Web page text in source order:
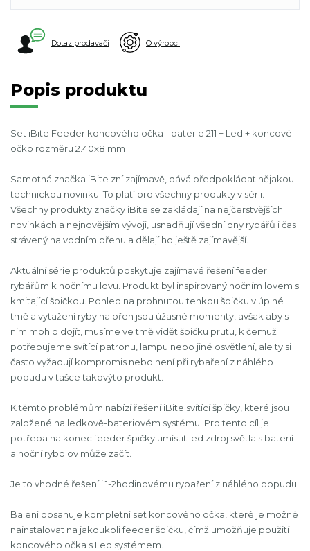
Dotaz prodavači O výrobci
Popis produktu
Set iBite Feeder koncového očka - baterie 211 + Led + koncové
očko rozměru 2.40x8 mm
Samotná značka iBite zní zajímavě, dává předpokládat nějakou
technickou novinku. To platí pro všechny produkty v sérii.
Všechny produkty značky iBite se zakládají na nejčerstvějších
novinkách a nejnovějším vývoji, usnadňují všední dny rybářů i čas
strávený na vodním břehu a dělají ho ještě zajímavější.
Aktuální série produktů poskytuje zajímavé řešení feeder
rybářům k nočnímu lovu. Produkt byl inspirovaný nočním lovem s
kmitající špičkou. Pohled na prohnutou tenkou špičku v úplné
tmě a vytažení ryby na břeh jsou úžasné momenty, avšak aby s
nim mohlo dojít, musíme ve tmě vidět špičku prutu, k čemuž
potřebujeme svítící patronu, lampu nebo jiné osvětlení, ale ty si
často vyžadují kompromis nebo není při rybaření z náhlého
popudu v tašce takovýto produkt.
K těmto problémům nabízí řešení iBite svítící špičky, které jsou
založené na ledkově-bateriovém systému. Pro tento cíl je
potřeba na konec feeder špičky umístit led zdroj světla s baterií
a noční rybolov může začít.
Je to vhodné řešení i 1-2hodinovému rybaření z náhlého popudu.
Balení obsahuje kompletní set koncového očka, které je možné
nainstalovat na jakoukoli feeder špičku, čímž umožňuje použití
koncového očka s Led systémem.